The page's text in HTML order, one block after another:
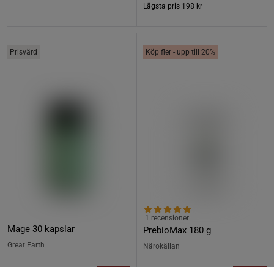
Lägsta pris 198 kr
Prisvärd
Mage 30 kapslar
Great Earth
Köp fler - upp till 20%
PrebioMax 180 g
1 recensioner
Närokällan